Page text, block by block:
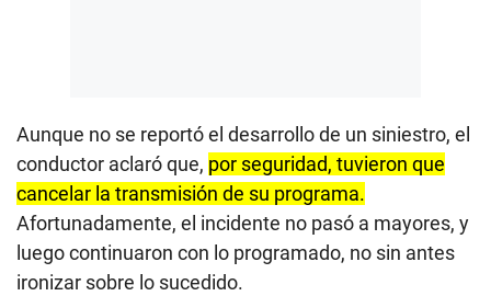
Aunque no se reportó el desarrollo de un siniestro, el
conductor aclaró que, por seguridad, tuvieron que
cancelar la transmisión de su programa.
Afortunadamente, el incidente no pasó a mayores, y
luego continuaron con lo programado, no sin antes
ironizar sobre lo sucedido.